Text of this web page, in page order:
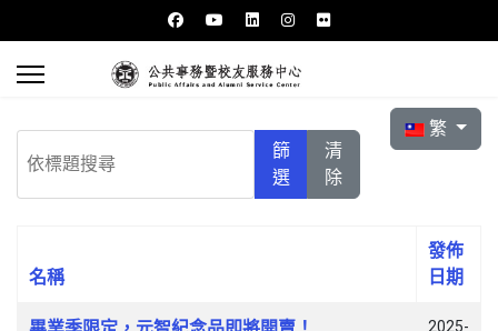
選擇你的語言
繁
篩
選
清
除
文章列表
名稱
發佈
日期
2025-